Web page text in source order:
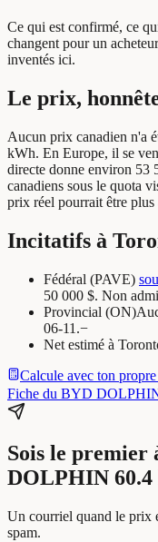
Ce qui est confirmé, ce
changent pour un
inventés ici.
Le prix,
Aucun prix canadien n'a
kWh. En Europe, il se
directe donne environ 53
canadiens sous le quota
prix réel pourrait être
Incitatifs à
Fédéral (PAVE)
50 000 $. Non
Provincial (ON)
06-11.−
Net estimé à
Calcule avec ton
Fiche du BYD
Sois le premier
DOLPHIN
Un courriel quand le prix
spam.